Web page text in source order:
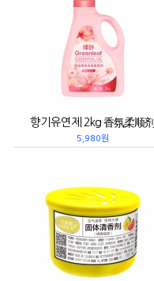
향기유연제 2kg 香氛柔顺剂
5,980원